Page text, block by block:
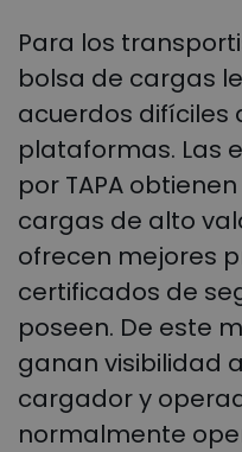
Para los
bolsa de cargas
acuerdos difíciles
plataformas. Las
por TAPA
cargas de alto
ofrecen mejores
certificados de
poseen. De este
ganan visibilidad
cargador y
normalmente